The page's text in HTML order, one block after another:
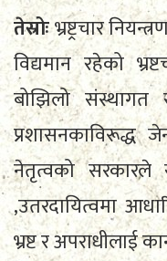
तेस्रोःभ्रष्ट्रचार
विद्यमान रहेको
बोझिलो संस्थागत
प्रशासनकाविरूद्ध
नेतृत्वको सरकारले
,उतरदायित्वमा
भ्रष्ट र अपराधीलाई